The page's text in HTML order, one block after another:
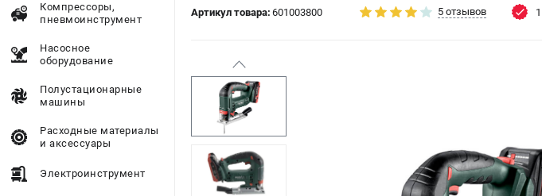
Компрессоры,
пневмоинструмент
Насосное
оборудование
Полустационарные
машины
Расходные материалы
и аксессуары
Электроинструмент
Артикул товара: 601003800 5 отзывов